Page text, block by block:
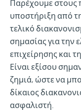
Παρέχουμε στους
υποστήριξη από
τελικό
σημασίας για την
επιχείρησης και
Είναι εξίσου
ζημιά, ώστε να
δίκαιος
ασφαλιστή.